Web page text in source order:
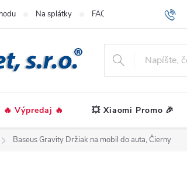
Na splátky FAQ
🔥 Výpredaj 🔥 💥 Xiaomi Promo 🎉
Baseus Gravity Držiak na mobil do auta, Čierny